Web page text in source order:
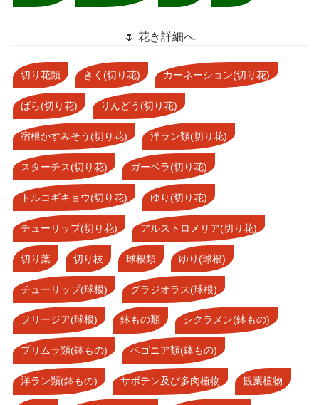
🌷 花き詳細へ
切り花類 きく(切り花) カーネーション(切り花)
ばら(切り花) りんどう(切り花)
宿根かすみそう(切り花) 洋ラン類(切り花)
スターチス(切り花) ガーベラ(切り花)
トルコギキョウ(切り花) ゆり(切り花)
チューリップ(切り花) アルストロメリア(切り花)
切り葉 切り枝 球根類 ゆり(球根)
チューリップ(球根) グラジオラス(球根)
フリージア(球根) 鉢もの類 シクラメン(鉢もの)
プリムラ類(鉢もの) ベゴニア類(鉢もの)
洋ラン類(鉢もの) サボテン及び多肉植物 観葉植物